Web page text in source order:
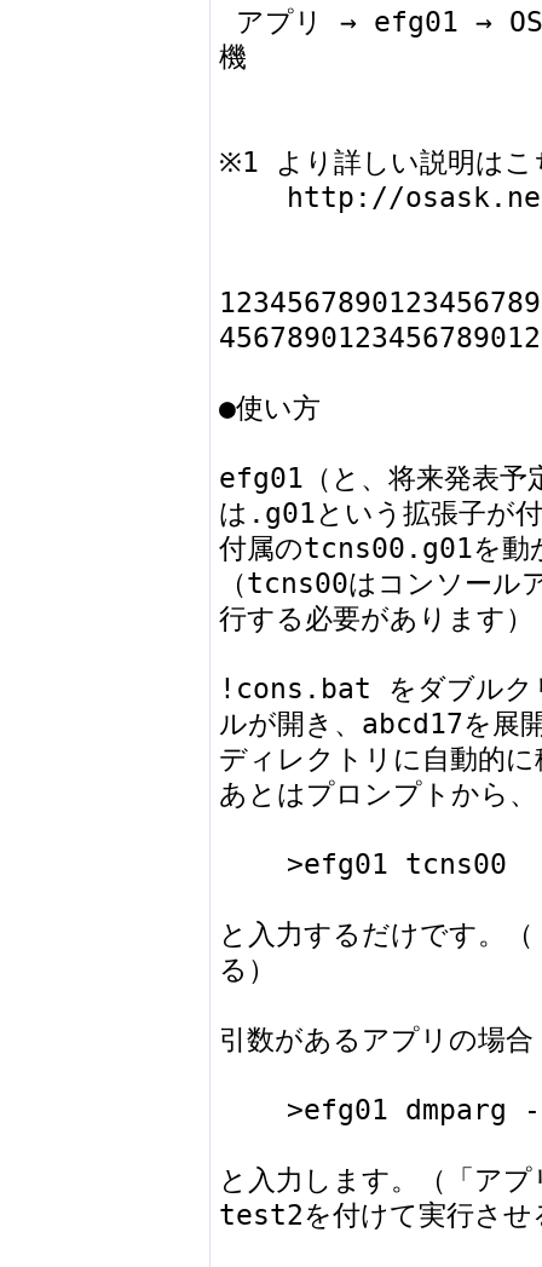
機
※1 より詳しい説明はこ
●使い方
efg01（と、将来発表予
は.g01という拡張子が
付属のtcns00.g01を動
（tcns00はコンソール
行する必要があります）
!cons.bat をダブルク
ルが開き、abcd17を展
ディレクトリに自動的
あとはプロンプトから
と入力するだけです。
る）
引数があるアプリの場合
と入力します。（「ア
test2を付けて実行させ